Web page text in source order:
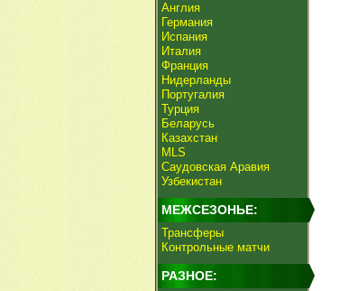
Англия
Германия
Испания
Италия
Франция
Нидерланды
Португалия
Турция
Беларусь
Казахстан
MLS
Саудовская Аравия
Узбекистан
МЕЖСЕЗОНЬЕ:
Трансферы
Контрольные матчи
РАЗНОЕ: